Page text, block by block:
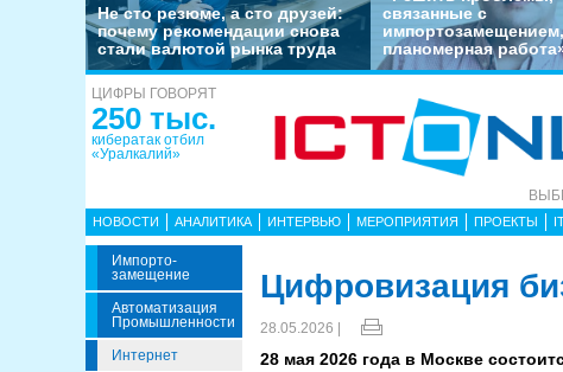
Не сто резюме, а сто друзей:
почему рекомендации снова
стали валютой рынка труда
связанные с
планомерная
ЦИФРЫ ГОВОРЯТ
250 тыс.
кибератак отбил
«Уралкалий»
НОВОСТИ АНАЛИТИКА ИНТЕРВЬЮ МЕРОПРИЯТИЯ ПРОЕКТЫ
Импорто­
Замещение
Автоматизация
Промышленности
Интернет
Цифровизация
28.05.2026 |
28 мая 2026 года в Москве